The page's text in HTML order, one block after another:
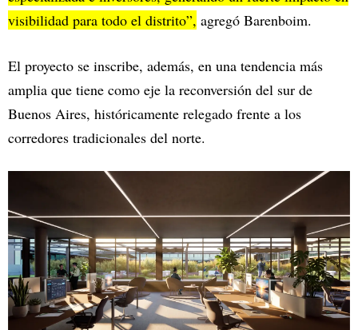
visibilidad para todo el distrito”, agregó Barenboim.
El proyecto se inscribe, además, en una tendencia más
amplia que tiene como eje la reconversión del sur de
Buenos Aires, históricamente relegado frente a los
corredores tradicionales del norte.